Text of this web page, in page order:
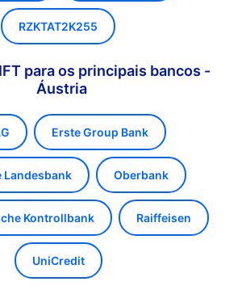
RZKTAT2K255
para os principais bancos -
Áustria
Erste Group Bank
Landesbank Oberbank
Kontrollbank Raiffeisen
UniCredit